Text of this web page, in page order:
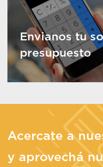
Envianos tu
presupuesto
Acercate a
y aprovechá